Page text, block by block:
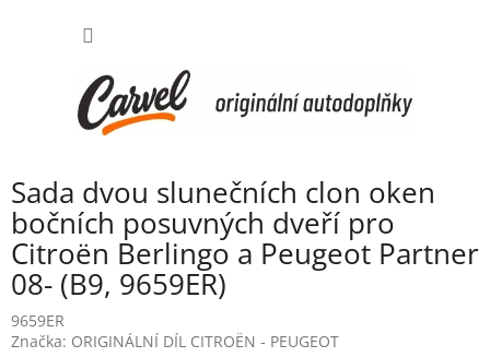
Sada dvou slunečních clon oken
bočních posuvných dveří pro
Citroën Berlingo a Peugeot Partner
08- (B9, 9659ER)
9659ER
Značka: ORIGINÁLNÍ DÍL CITROËN - PEUGEOT